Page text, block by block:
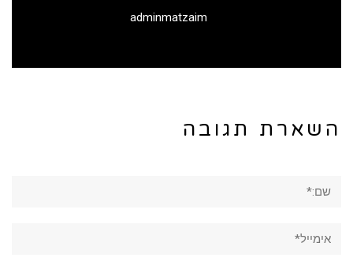
adminmatzaim
תגובה